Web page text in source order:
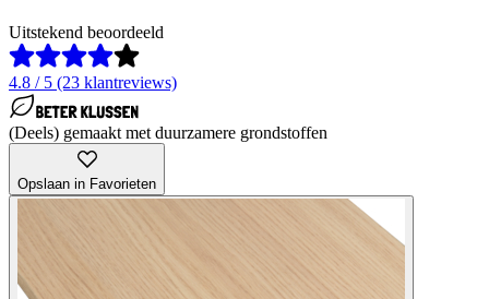
Uitstekend beoordeeld
4.8 / 5 (23 klantreviews)
(Deels) gemaakt met duurzamere grondstoffen
Opslaan in Favorieten